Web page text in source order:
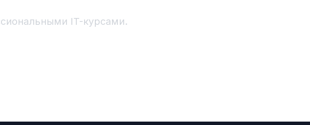
IT-курсами.